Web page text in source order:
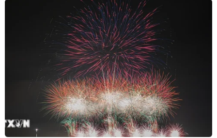
Tiết mục văn nghệ khai mạc Tuần Văn hóa-Du lịch Hà Nam